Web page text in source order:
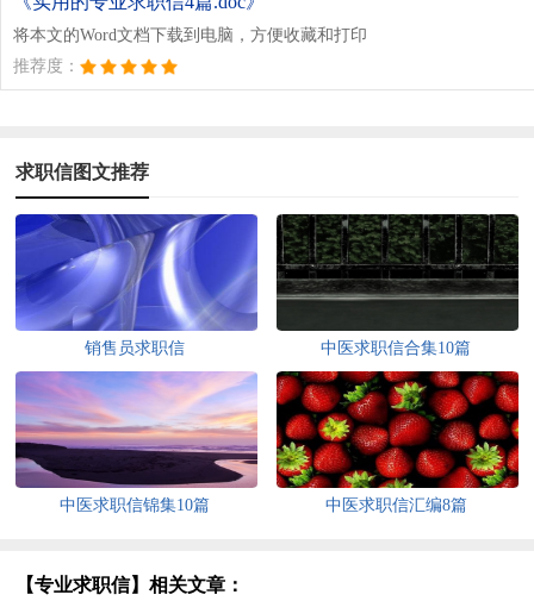
将本文的Word文档下载到电脑，方便收藏和打印
推荐度：
求职信图文推荐
销售员求职信 中医求职信合集10篇
中医求职信锦集10篇 中医求职信汇编8篇
【专业求职信】相关文章：